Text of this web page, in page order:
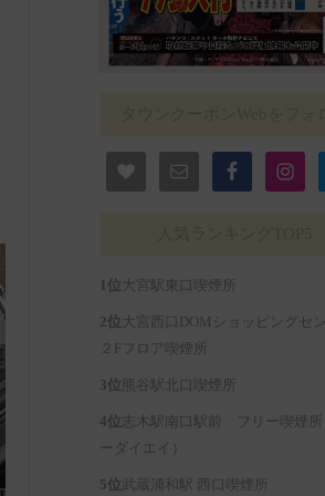
大宮駅東口喫煙所
大宮西口DOMショッピングセン
２Fフロア喫煙所
熊谷駅北口喫煙所
志木駅南口駅前 フリー喫煙所
ーダイエイ）
武蔵浦和駅 西口喫煙所